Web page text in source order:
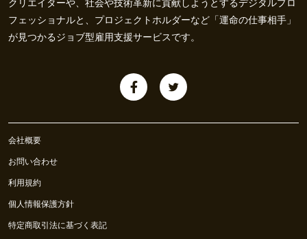
クリエイターや、社会や技術革新に貢献しようとするデジタルプロ
フェッショナルと、プロジェクトホルダーなど「運命の仕事相手」
が見つかるジョブ型雇用支援サービスです。
会社概要
お問い合わせ
利用規約
個人情報保護方針
特定商取引法に基づく表記